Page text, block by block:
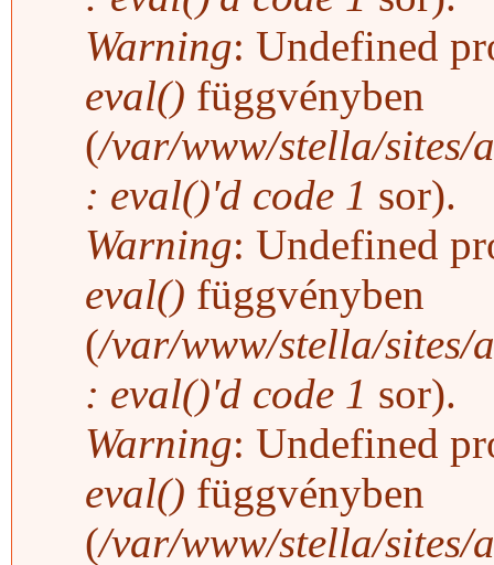
Warning: Undefined
eval() függvényben
(/var/www/stella/sites/
: eval()'d code 1 sor).
Warning: Undefined
eval() függvényben
(/var/www/stella/sites/
: eval()'d code 1 sor).
Warning: Undefined
eval() függvényben
(/var/www/stella/sites/